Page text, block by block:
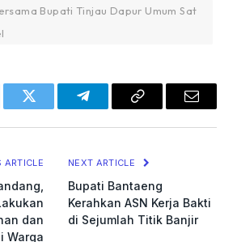
Bupati Tinjau Dapur Umum Sat
Twitter TelegramCopy
Email
ARTICLE
dan
Warga
NEXT ARTICLE
Bupati Bantaeng
Kerahkan ASN Kerja Bakti
di Sejumlah Titik Banjir